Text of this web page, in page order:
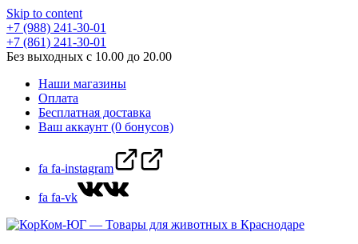
Skip to content
+7 (988) 241-30-01
+7 (861) 241-30-01
Без выходных с 10.00 до 20.00
Наши магазины
Оплата
Бесплатная доставка
Ваш аккаунт (0 бонусов)
fa fa-instagram
fa fa-vk